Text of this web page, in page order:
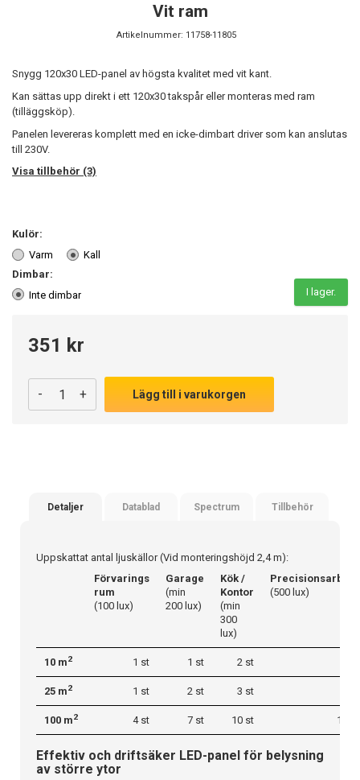
Vit ram
Artikelnummer: 11758-11805
Snygg 120x30 LED-panel av högsta kvalitet med vit kant.
Kan sättas upp direkt i ett 120x30 takspår eller monteras med ram
(tilläggsköp).
Panelen levereras komplett med en icke-dimbart driver som kan anslutas
till 230V.
Visa tillbehör (3)
Kulör:
Varm
Kall
Dimbar:
Inte dimbar
I lager.
351 kr
- + Lägg till i varukorgen
Detaljer Datablad Spectrum Tillbehör
Uppskattat antal ljuskällor (Vid monteringshöjd 2,4 m):
Förvarings
rum
(100 lux)
Garage
(min
200 lux)
Kök /
Kontor
(min
300
lux)
Precisionsarbete
(500 lux)
10 m2 1 st 1 st 2 st
25 m2 1 st 2 st 3 st
100 m2 4 st 7 st 10 st 16 st
Effektiv och driftsäker LED-panel för belysning
av större ytor